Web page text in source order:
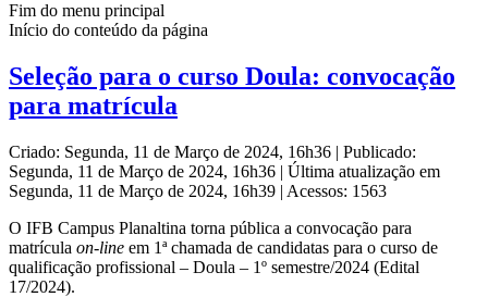
Fim do menu principal
Início do conteúdo da página
Seleção para o curso Doula: convocação
para matrícula
Criado: Segunda, 11 de Março de 2024, 16h36 | Publicado:
Segunda, 11 de Março de 2024, 16h36 | Última atualização em
Segunda, 11 de Março de 2024, 16h39 | Acessos: 1563
O IFB Campus Planaltina torna pública a convocação para
matrícula on-line em 1ª chamada de candidatas para o curso de
qualificação profissional – Doula – 1º semestre/2024 (Edital
17/2024).